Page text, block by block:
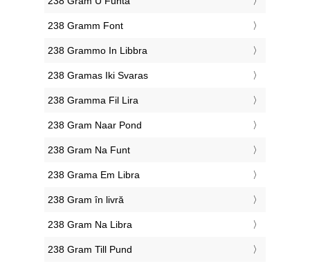
‎238 Gramm Font
‎238 Grammo In Libbra
‎238 Gramas Iki Svaras
‎238 Gramma Fil Lira
‎238 Gram Naar Pond
‎238 Gram Na Funt
‎238 Grama Em Libra
‎238 Gram în livră
‎238 Gram Na Libra
‎238 Gram Till Pund